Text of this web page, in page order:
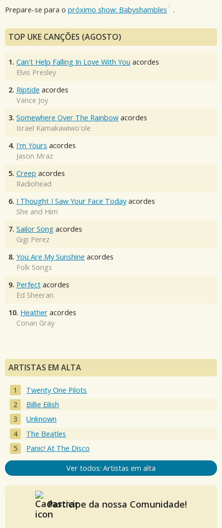
Prepare-se para o próximo show: Babyshambles .
TOP UKE CANÇÕES (AGOSTO)
1. Can't Help Falling In Love With You acordes
Elvis Presley
2. Riptide acordes
Vance Joy
3. Somewhere Over The Rainbow acordes
Israel Kamakawiwo'ole
4. I'm Yours acordes
Jason Mraz
5. Creep acordes
Radiohead
6. I Thought I Saw Your Face Today acordes
She and Him
7. Sailor Song acordes
Gigi Perez
8. You Are My Sunshine acordes
Folk Songs
9. Perfect acordes
Ed Sheeran
10. Heather acordes
Conan Gray
ARTISTAS EM ALTA
Twenty One Pilots
Billie Eilish
Unknown
The Beatles
Panic! At The Disco
Ver todos: Artistas em alta
Participe da nossa Comunidade!